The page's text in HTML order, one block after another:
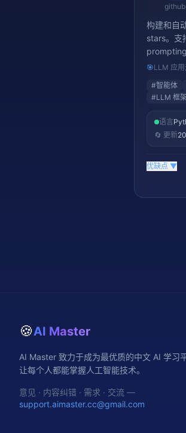
构建和自
stars。支
可以自我
🎯LLM 应
#智能体
#LLM 框架
语言
🔄 更新
优缺点 ▼
🍪AI Master
AI Master 致力于成为最优质的中文 AI 学习平
让每个人都能掌握人工智能技术。
意见 · 内容纠错 · 需求 · 交流 —
support.aimaster.cc@gmail.com